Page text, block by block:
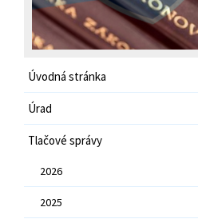
Úvodná stránka
Úrad
Tlačové správy
2026
2025